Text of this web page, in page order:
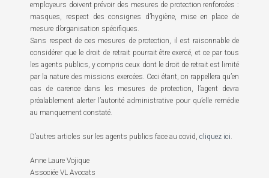
employeurs doivent prévoir des mesures de protection renforcées :
masques, respect des consignes d’hygiène, mise en place de
mesure d’organisation spécifiques.
Sans respect de ces mesures de protection, il est raisonnable de
considérer que le droit de retrait pourrait être exercé, et ce par tous
les agents publics, y compris ceux dont le droit de retrait est limité
par la nature des missions exercées. Ceci étant, on rappellera qu’en
cas de carence dans les mesures de protection, l’agent devra
préalablement alerter l’autorité administrative pour qu’elle remédie
au manquement constaté.
D’autres articles sur les agents publics face au covid, cliquez ici.
Anne Laure Vojique
Associée VL Avocats